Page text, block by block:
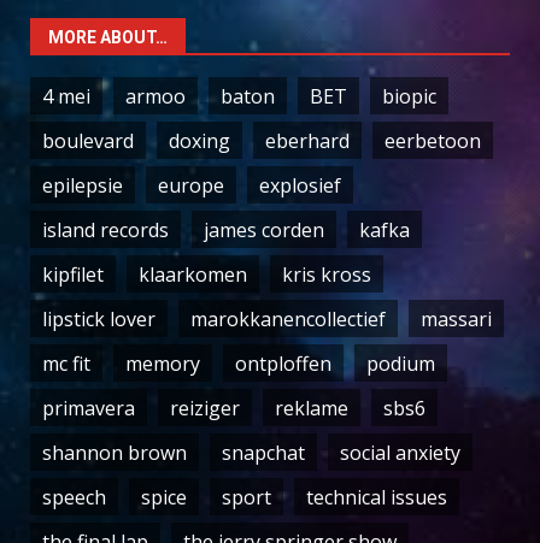
MORE ABOUT…
4 mei armoo baton BET
biopic
boulevard
doxing eberhard
eerbetoon
epilepsie
europe
explosief
island records
james corden
kafka
kipfilet
klaarkomen
kris kross
lipstick lover
marokkanencollectief
massari
mc fit
memory ontploffen
podium
primavera
reiziger reklame
sbs6
shannon brown
snapchat
social anxiety
speech
spice sport
technical issues